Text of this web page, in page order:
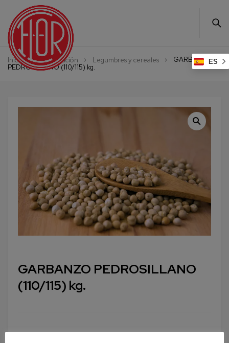
Inicio Alimentación Legumbres y cereales
GARBANZO
PEDROSILLANO (110/115) kg.
GARBANZO PEDROSILLANO
(110/115) kg.
Cantidad En stock
ES